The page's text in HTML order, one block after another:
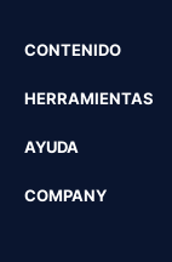
CONTENIDO
HERRAMIENTAS
AYUDA
COMPANY